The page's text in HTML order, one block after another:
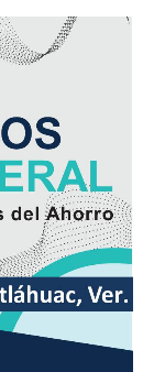
onda tropical
a la
y arroyos
por posibles
disminución de
arrachado,
en áreas de